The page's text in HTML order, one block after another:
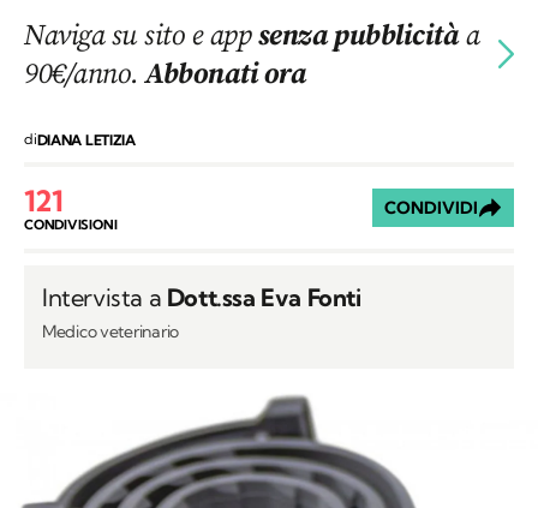
Naviga su sito e appsenza pubblicitàa
90€/anno.Abbonati ora
diDIANA LETIZIA
121
CONDIVISIONI
CONDIVIDI
Intervista a Dott.ssa Eva Fonti
Medico veterinario